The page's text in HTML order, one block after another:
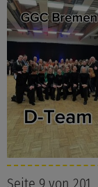
Seite 9 von 201